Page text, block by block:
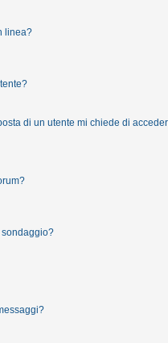
linea?
di un utente mi chiede di